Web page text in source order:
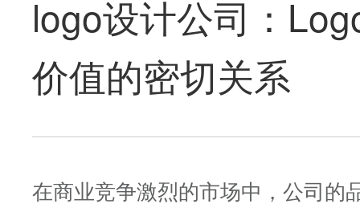
logo设计公司：
价值的密切关系
在商业竞争激烈的市场中，公司的